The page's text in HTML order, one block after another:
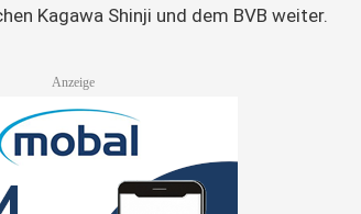
Kagawa Shinji und dem BVB weiter.